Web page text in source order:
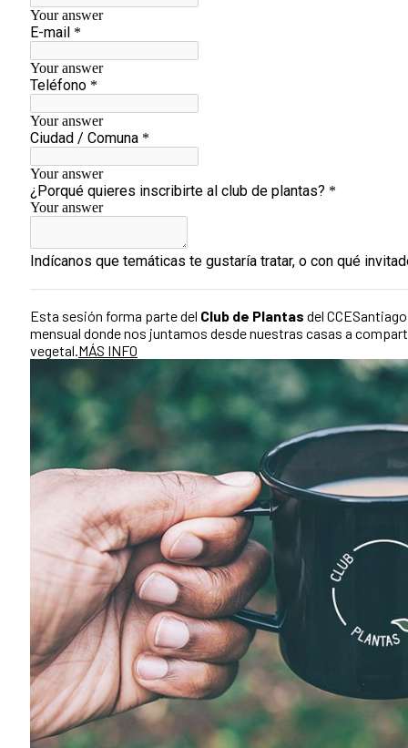
Esta sesión forma parte del Club de Plantas del
mensual donde nos juntamos desde nuestras casas a
vegetal. MÁS INFO